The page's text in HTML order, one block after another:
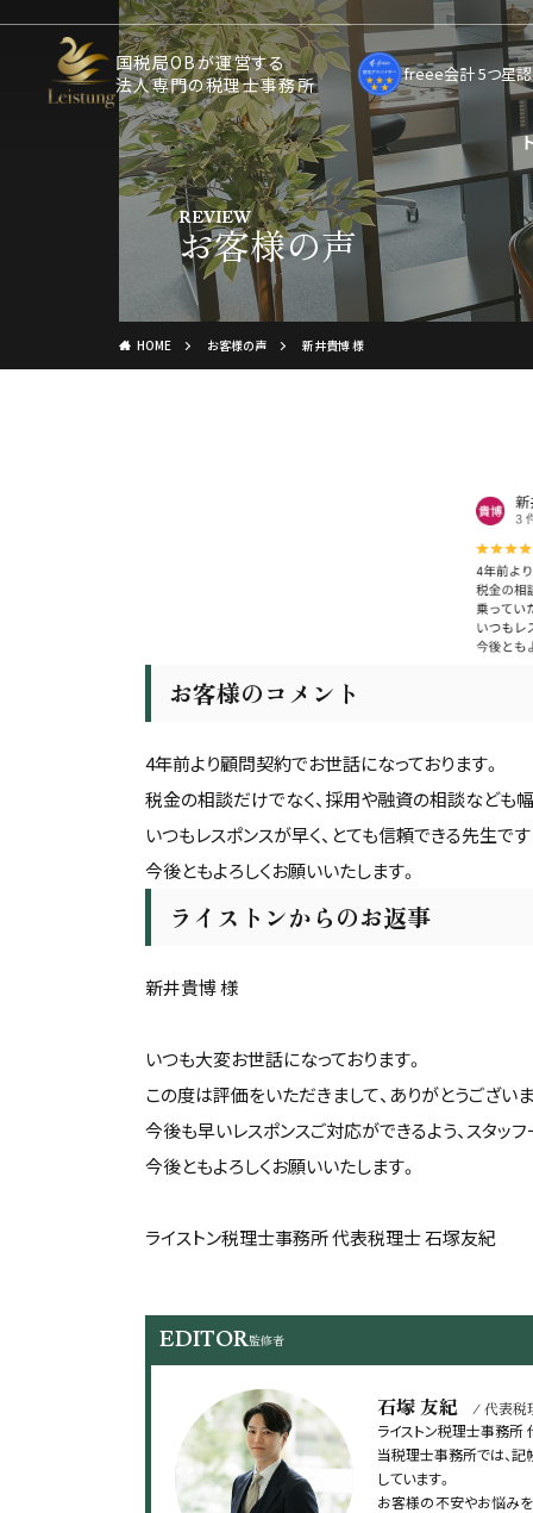
国税局OBが運営する
法人専門の税理士事務所
freee会計 5つ星認
REVIEW
お客様の声
HOME お客様の声 新井貴博 様
お客様のコメント
4年前より顧問契約でお世話になっております。
税金の相談だけでなく、採用や融資の相談なども
いつもレスポンスが早く、とても信頼できる先生です
今後ともよろしくお願いいたします。
ライストンからのお返事
新井貴博 様
いつも大変お世話になっております。
この度は評価をいただきまして、ありがとうござい
今後も早いレスポンスご対応ができるよう、スタッ
今後ともよろしくお願いいたします。
ライストン税理士事務所 代表税理士 石塚友紀
EDITOR監修者
石塚 友紀 / 代表税
ライストン税理士事務
当税理士事務所では、記
しています。
お客様の不安やお悩み